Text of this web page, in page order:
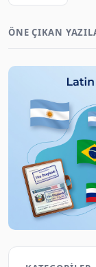
ÖNE ÇIKAN
2026 Latin
Gezene Sor on Aug